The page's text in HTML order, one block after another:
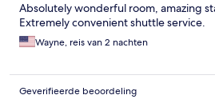
Absolutely wonderful room, amazing
Extremely convenient shuttle service.
Wayne, reis van 2 nachten
Geverifieerde beoordeling